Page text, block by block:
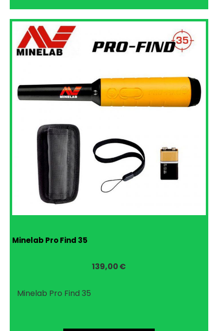
Minelab Pro Find 35
139,00€
Minelab Pro Find 35